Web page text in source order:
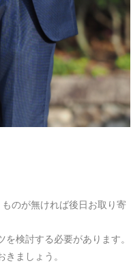
のが無ければ後日お取り寄
検討する必要があります。
ましょう。